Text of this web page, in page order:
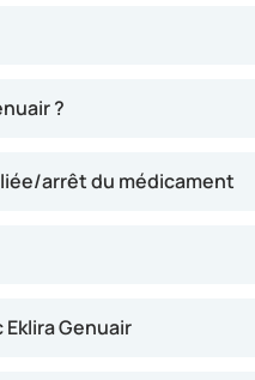
?
arrêt du médicament
Genuair